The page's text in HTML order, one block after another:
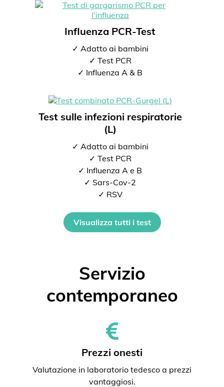
Influenza PCR-Test
✓ Adatto ai bambini
✓ Test PCR
✓ Influenza A & B
Test sulle infezioni respiratorie
(L)
✓ Adatto ai bambini
✓ Test PCR
✓ Influenza A e B
✓ Sars-Cov-2
✓ RSV
Visualizza tutti i test
Servizio
contemporaneo
Prezzi onesti
Valutazione in laboratorio tedesco a prezzi
vantaggiosi.